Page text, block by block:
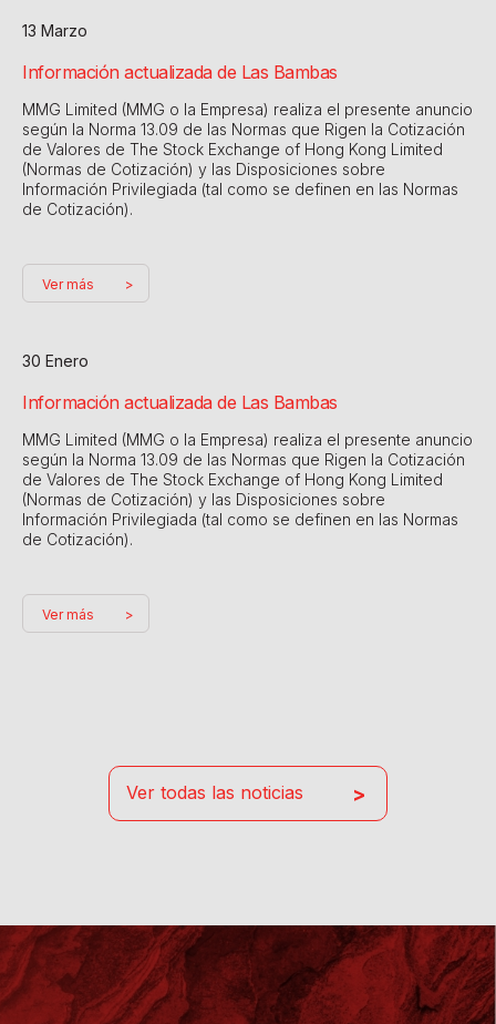
13 Marzo
Información actualizada de Las Bambas
MMG Limited (MMG o la Empresa) realiza el presente anuncio
según la Norma 13.09 de las Normas que Rigen la Cotización
de Valores de The Stock Exchange of Hong Kong Limited
(Normas de Cotización) y las Disposiciones sobre
Información Privilegiada (tal como se definen en las Normas
de Cotización).
Ver más
30 Enero
Información actualizada de Las Bambas
MMG Limited (MMG o la Empresa) realiza el presente anuncio
según la Norma 13.09 de las Normas que Rigen la Cotización
de Valores de The Stock Exchange of Hong Kong Limited
(Normas de Cotización) y las Disposiciones sobre
Información Privilegiada (tal como se definen en las Normas
de Cotización).
Ver más
Ver todas las noticias